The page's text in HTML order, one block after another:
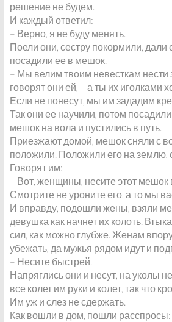
решение не будем.
И каждый ответил:
– Верно, я не буду менять.
Поели они, сестру покормили, дали
посадили ее в мешок.
– Мы велим твоим невесткам нести
говорят они ей, – а ты их иголками
Если не понесут, мы им зададим
Так они ее научили, потом
мешок на вола и пустились в путь.
Приезжают домой, мешок сняли с
положили. Положили его на землю,
Говорят им:
– Вот, женщины, несите этот мешок
Смотрите не уроните его, а то мы
И вправду, подошли жены, взяли
девушка как начнет их колоть.
сил, как можно глубже. Женам
убежать, да мужья рядом идут и
– Несите быстрей.
Напряглись они и несут, на уколы
все колет им руки и колет, так что
Им уж и слез не сдержать.
Как вошли в дом, пошли расспросы: